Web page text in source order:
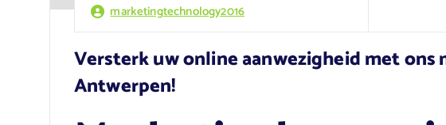
marketingtechnology2016
Versterk uw online aanwezigheid met ons
Antwerpen!